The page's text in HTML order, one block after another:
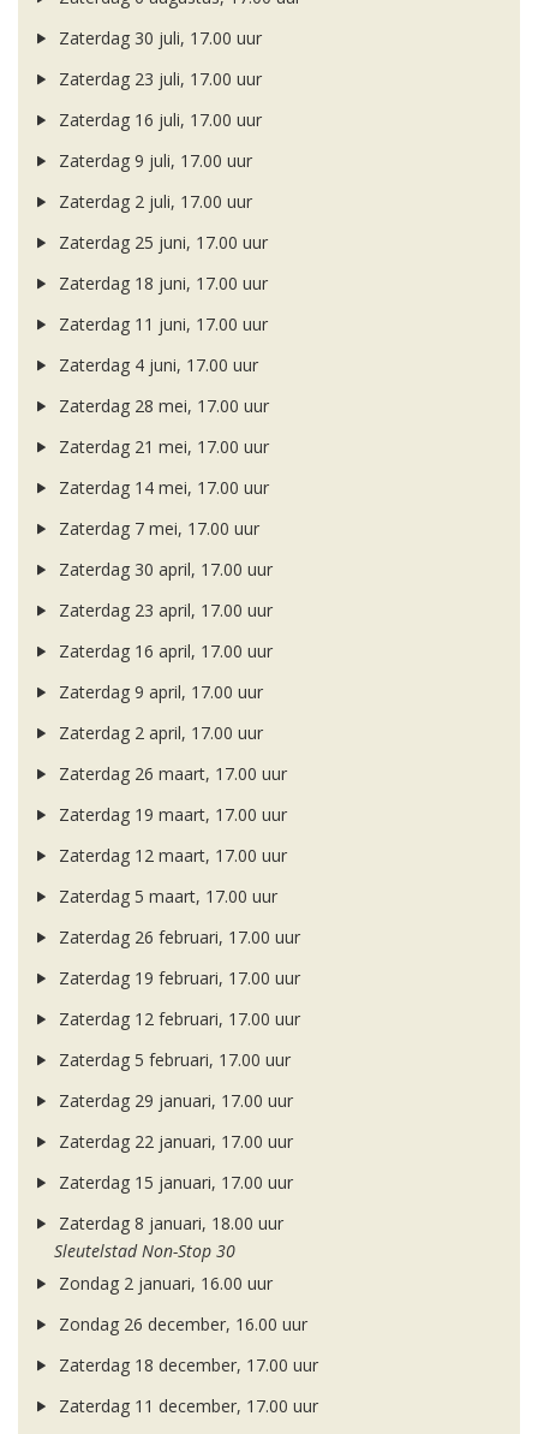
Zaterdag 30 juli, 17.00 uur
Zaterdag 23 juli, 17.00 uur
Zaterdag 16 juli, 17.00 uur
Zaterdag 9 juli, 17.00 uur
Zaterdag 2 juli, 17.00 uur
Zaterdag 25 juni, 17.00 uur
Zaterdag 18 juni, 17.00 uur
Zaterdag 11 juni, 17.00 uur
Zaterdag 4 juni, 17.00 uur
Zaterdag 28 mei, 17.00 uur
Zaterdag 21 mei, 17.00 uur
Zaterdag 14 mei, 17.00 uur
Zaterdag 7 mei, 17.00 uur
Zaterdag 30 april, 17.00 uur
Zaterdag 23 april, 17.00 uur
Zaterdag 16 april, 17.00 uur
Zaterdag 9 april, 17.00 uur
Zaterdag 2 april, 17.00 uur
Zaterdag 26 maart, 17.00 uur
Zaterdag 19 maart, 17.00 uur
Zaterdag 12 maart, 17.00 uur
Zaterdag 5 maart, 17.00 uur
Zaterdag 26 februari, 17.00 uur
Zaterdag 19 februari, 17.00 uur
Zaterdag 12 februari, 17.00 uur
Zaterdag 5 februari, 17.00 uur
Zaterdag 29 januari, 17.00 uur
Zaterdag 22 januari, 17.00 uur
Zaterdag 15 januari, 17.00 uur
Zaterdag 8 januari, 18.00 uur
Sleutelstad Non-Stop 30
Zondag 2 januari, 16.00 uur
Zondag 26 december, 16.00 uur
Zaterdag 18 december, 17.00 uur
Zaterdag 11 december, 17.00 uur